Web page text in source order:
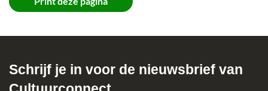
Schrijf je in voor de nieuwsbrief van